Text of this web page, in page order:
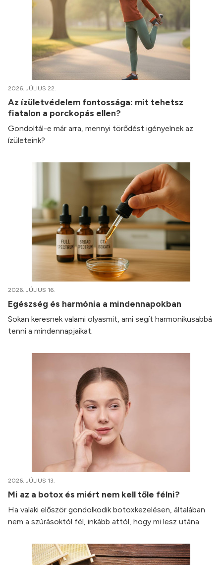
2026. JÚLIUS 22.
Az ízületvédelem fontossága: mit tehetsz
fiatalon a porckopás ellen?
Gondoltál-e már arra, mennyi törődést igényelnek az
ízületeink?
2026. JÚLIUS 16.
Egészség és harmónia a mindennapokban
Sokan keresnek valami olyasmit, ami segít harmonikusabbá
tenni a mindennapjaikat.
2026. JÚLIUS 13.
Mi az a botox és miért nem kell tőle félni?
Ha valaki először gondolkodik botoxkezelésen, általában
nem a szúrásoktól fél, inkább attól, hogy mi lesz utána.